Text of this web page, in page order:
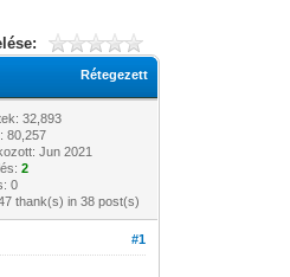
Rétegezett
32,893
80,257
Jun 2021
2
0
thank(s) in 38 post(s)
#1